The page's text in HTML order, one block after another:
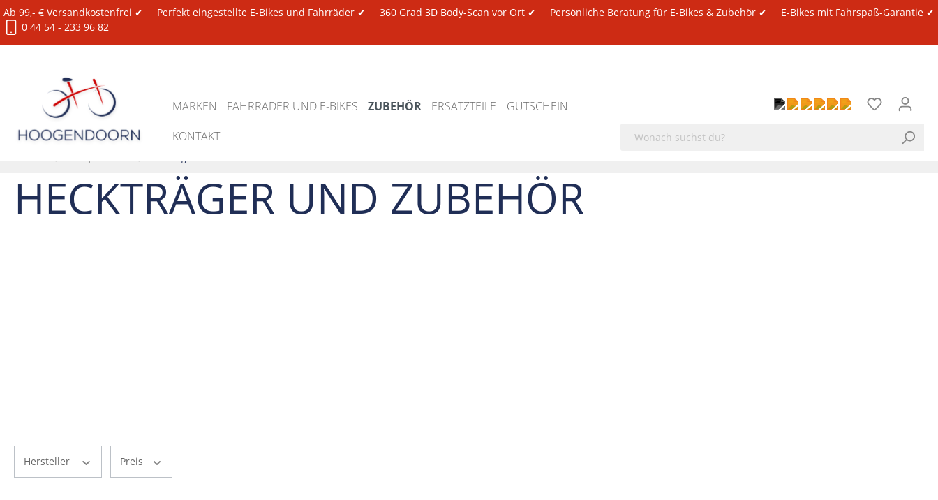
Ab 99,- € Versandkostenfrei ✔ Perfekt eingestellte E-Bikes und Fahrräder ✔ 360 Grad 3D Body-Scan vor Ort ✔ Persönliche Beratung für E-Bikes & Zubehör ✔
E-Bikes mit Fahrspaß-Garantie ✔
0 44 54 - 233 96 82
MARKEN FAHRRÄDER UND E-BIKES ZUBEHÖR ERSATZTEILE
GUTSCHEIN
KONTAKT
HECKTRÄGER UND ZUBEHÖR
Hersteller Preis